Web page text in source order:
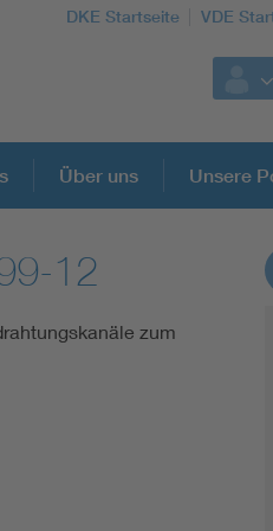
DKE Startseite VDE
im Kontext der
in der Übersicht
Über uns Unsere
12
zum